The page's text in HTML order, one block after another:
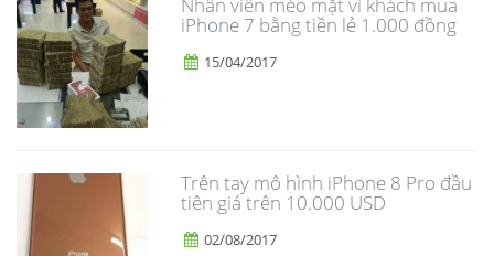
Nhân viên méo mặt vì khách mua
iPhone 7 bằng tiền lẻ 1.000 đồng
15/04/2017
Trên tay mô hình iPhone 8 Pro đầu
tiên giá trên 10.000 USD
02/08/2017